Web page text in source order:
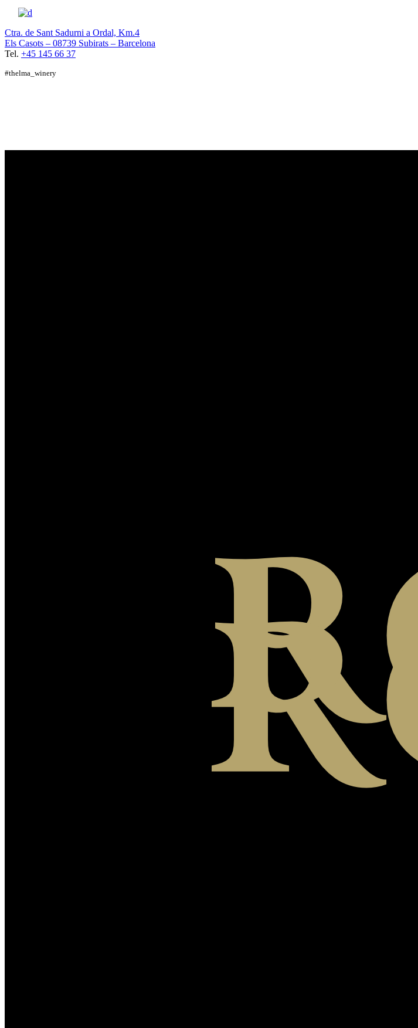
Ctra. de Sant Sadurni a Ordal, Km.4
Els Casots – 08739 Subirats – Barcelona
Tel. +45 145 66 37
#thelma_winery